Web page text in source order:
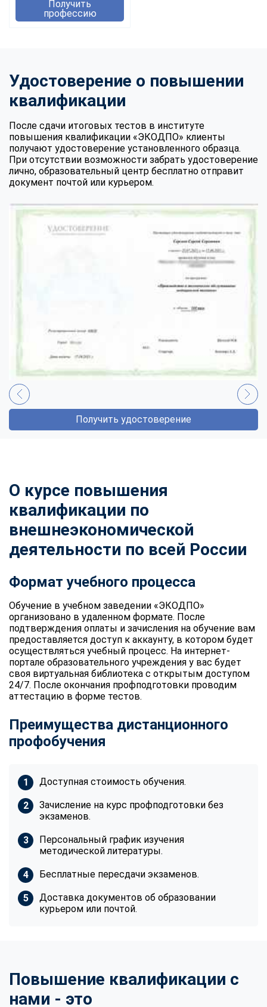
Получить
профессию
Удостоверение о повышении
квалификации
После сдачи итоговых тестов в институте
повышения квалификации «ЭКОДПО» клиенты
получают удостоверение установленного образца.
При отсутствии возможности забрать удостоверение
лично, образовательный центр бесплатно отправит
документ почтой или курьером.
Получить удостоверение
О курсе повышения
квалификации по
внешнеэкономической
деятельности по всей России
Формат учебного процесса
Обучение в учебном заведении «ЭКОДПО»
организовано в удаленном формате. После
подтверждения оплаты и зачисления на обучение вам
предоставляется доступ к аккаунту, в котором будет
осуществляться учебный процесс. На интернет-
портале образовательного учреждения у вас будет
своя виртуальная библиотека с открытым доступом
24/7. После окончания профподготовки проводим
аттестацию в форме тестов.
Преимущества дистанционного
профобучения
Доступная стоимость обучения.
Зачисление на курс профподготовки без
экзаменов.
Персональный график изучения
методической литературы.
Бесплатные пересдачи экзаменов.
Доставка документов об образовании
курьером или почтой.
Повышение квалификации с
нами - это